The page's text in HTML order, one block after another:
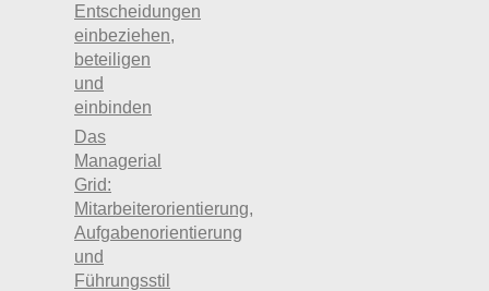
Entscheidungen
einbeziehen,
beteiligen
und
einbinden
Das
Managerial
Grid:
Mitarbeiterorientierung,
Aufgabenorientierung
und
Führungsstil